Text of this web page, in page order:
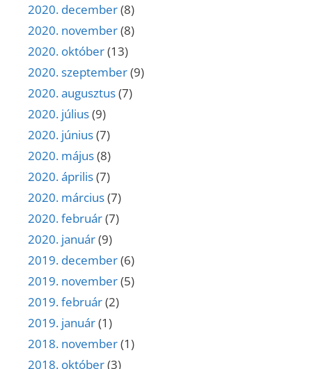
2020. december(8)
2020. november(8)
2020. október(13)
2020. szeptember(9)
2020. augusztus(7)
2020. július(9)
2020. június(7)
2020. május(8)
2020. április(7)
2020. március(7)
2020. február(7)
2020. január(9)
2019. december(6)
2019. november(5)
2019. február(2)
2019. január(1)
2018. november(1)
2018. október(3)